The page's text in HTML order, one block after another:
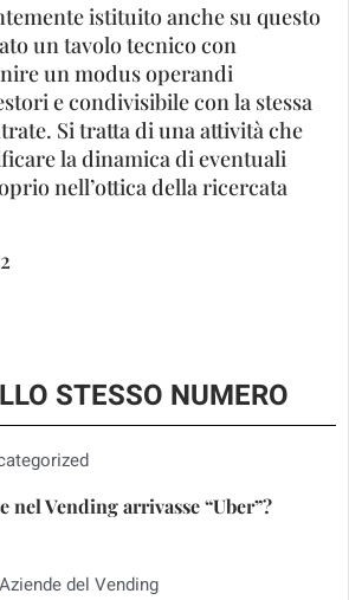
istituito anche su questo
un tavolo tecnico con
un modus operandi
e condivisibile con la stessa
Si tratta di una attività che
la dinamica di eventuali
nell’ottica della ricercata
STESSO NUMERO
nel Vending arrivasse “Uber”?
del Vending